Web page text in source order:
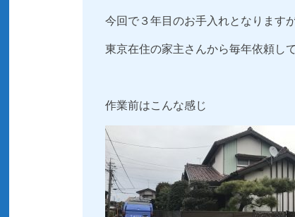
今回で３年目のお手入れとなります
東京在住の家主さんから毎年依頼し
作業前はこんな感じ